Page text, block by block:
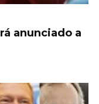
anunciado a